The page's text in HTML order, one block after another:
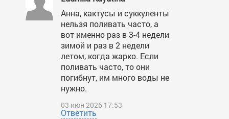
Анна, кактусы и суккуленты
нельзя поливать часто, а
вот именно раз в 3-4 недели
зимой и раз в 2 недели
летом, когда жарко. Если
поливать часто, то они
погибнут, им много воды не
нужно.
03 июн 2026 17:53
Ответить